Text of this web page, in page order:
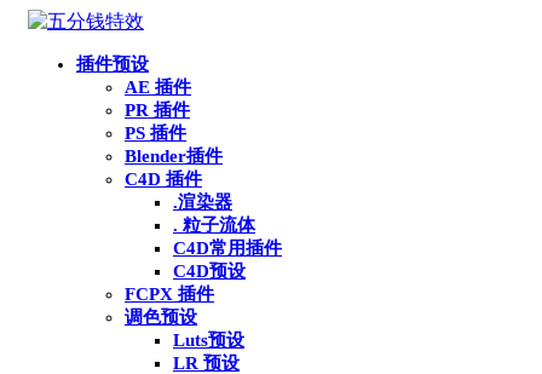
插件预设
AE 插件
PR 插件
PS 插件
Blender插件
C4D 插件
.渲染器
. 粒子流体
C4D常用插件
C4D预设
FCPX 插件
调色预设
Luts预设
LR 预设